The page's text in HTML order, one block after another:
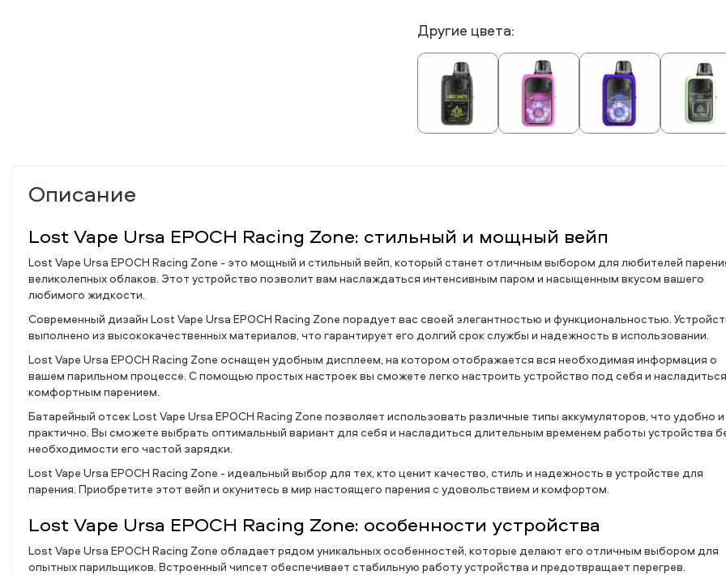
Другие цвета:
Описание
Lost Vape Ursa EPOCH Racing Zone: стильный и мощный вейп
Lost Vape Ursa EPOCH Racing Zone - это мощный и стильный вейп, который станет отличным выбором для любителей
великолепных облаков. Этот устройство позволит вам наслаждаться интенсивным паром и насыщенным вкусом вашего
любимого жидкости.
Современный дизайн Lost Vape Ursa EPOCH Racing Zone порадует вас своей элегантностью и функциональностью.
выполнено из высококачественных материалов, что гарантирует его долгий срок службы и надежность в использовании.
Lost Vape Ursa EPOCH Racing Zone оснащен удобным дисплеем, на котором отображается вся необходимая информация о
вашем парильном процессе. С помощью простых настроек вы сможете легко настроить устройство под себя и насладиться
комфортным парением.
Батарейный отсек Lost Vape Ursa EPOCH Racing Zone позволяет использовать различные типы аккумуляторов, что удобно и
практично. Вы сможете выбрать оптимальный вариант для себя и насладиться длительным временем работы устройства
необходимости его частой зарядки.
Lost Vape Ursa EPOCH Racing Zone - идеальный выбор для тех, кто ценит качество, стиль и надежность в устройстве для
парения. Приобретите этот вейп и окунитесь в мир настоящего парения с удовольствием и комфортом.
Lost Vape Ursa EPOCH Racing Zone: особенности устройства
Lost Vape Ursa EPOCH Racing Zone обладает рядом уникальных особенностей, которые делают его отличным выбором для
опытных парильщиков. Встроенный чипсет обеспечивает стабильную работу устройства и предотвращает перегрев.